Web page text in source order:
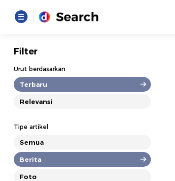
Filter
Urut berdasarkan
Terbaru
Relevansi
Tipe artikel
Semua
Berita
Foto